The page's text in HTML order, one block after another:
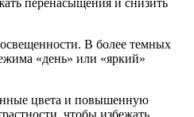
В более темных
«день» или «яркий»
цвета и повышенную
чтобы избежать